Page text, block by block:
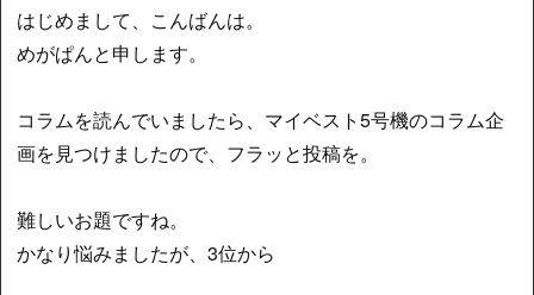
はじめまして、こんばんは。
めがぱんと申します。
コラムを読んでいましたら、マイベスト5号機のコラム企
画を見つけましたので、フラッと投稿を。
難しいお題ですね。
かなり悩みましたが、3位から